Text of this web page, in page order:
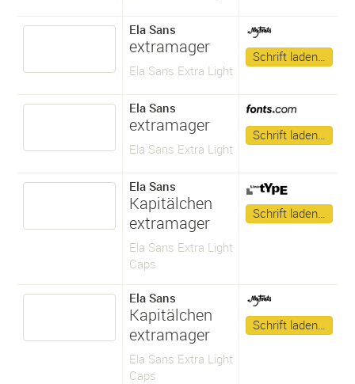
Ela Sans
extramager
Ela Sans Extra Light
Schrift laden…
Ela Sans
extramager
Ela Sans Extra Light
Schrift laden…
Ela Sans
Kapitälchen
extramager
Ela Sans Extra Light
Caps
Schrift laden…
Ela Sans
Kapitälchen
extramager
Ela Sans Extra Light
Caps
Schrift laden…